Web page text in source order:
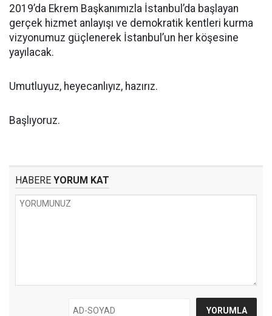
2019’da Ekrem Başkanımızla İstanbul’da başlayan
gerçek hizmet anlayışı ve demokratik kentleri kurma
vizyonumuz güçlenerek İstanbul’un her köşesine
yayılacak.
Umutluyuz, heyecanlıyız, hazırız.
Başlıyoruz.
HABERE YORUM KAT